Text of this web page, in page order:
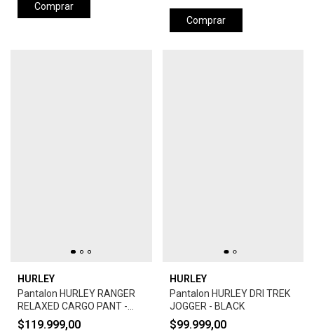
Comprar
Comprar
HURLEY
Pantalon HURLEY RANGER
RELAXED CARGO PANT -
ARMY
$119.999,00
HURLEY
Pantalon HURLEY DRI TREK
JOGGER - BLACK
$99.999,00